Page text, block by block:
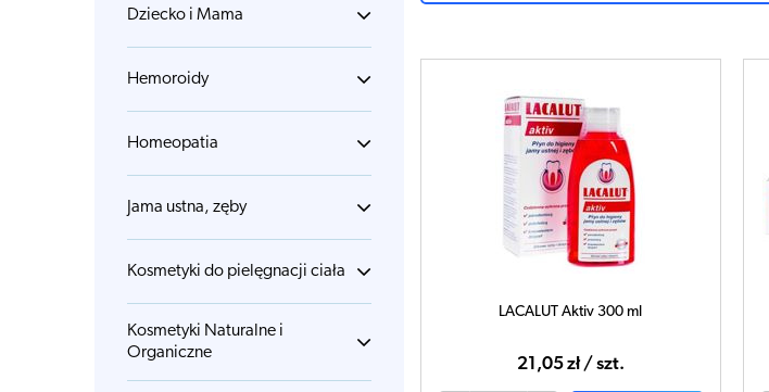
Dziecko i Mama
Hemoroidy
Homeopatia
Jama ustna, zęby
Kosmetyki do pielęgnacji ciała
Kosmetyki Naturalne i
Organiczne
LACALUT Aktiv 300 ml
21,05 zł / szt.